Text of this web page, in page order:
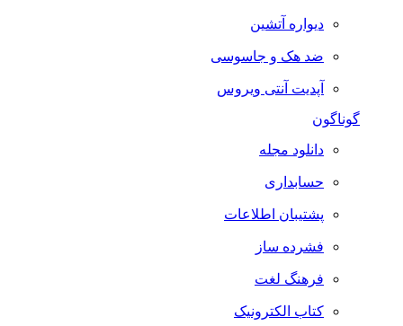
دیواره آتشین
ضد هک و جاسوسی
آپدیت آنتی ویروس
گوناگون
دانلود مجله
حسابداری
پشتیبان اطلاعات
فشرده ساز
فرهنگ لغت
کتاب الکترونیک